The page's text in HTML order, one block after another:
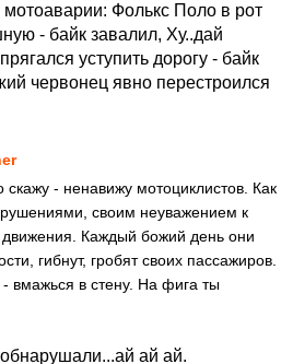
Фолькс Поло в рот
- байк завалил, Ху..дай
уступить дорогу - байк
червонец явно перестроился
скажу - ненавижу мотоциклистов. Как
своим неуважением к
Каждый божий день они
гибнут, гробят своих пассажиров.
вмажься в стену. На фига ты
ай ай.